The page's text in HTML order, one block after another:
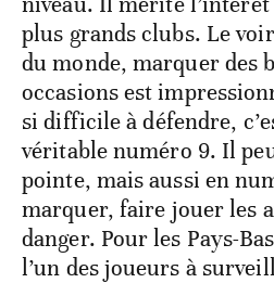
plus grands clubs. Le
du monde, marquer des
occasions est
si difficile à défendre,
véritable numéro 9. Il
pointe, mais aussi en
marquer, faire jouer les
danger. Pour les Pays-
l’un des joueurs à